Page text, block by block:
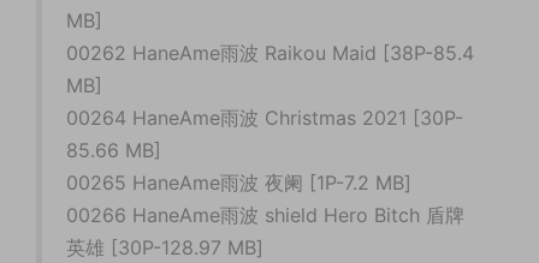
MB]
00262 HaneAme雨波 Raikou Maid [38P-85.4
MB]
00264 HaneAme雨波 Christmas 2021 [30P-
85.66 MB]
00265 HaneAme雨波 夜阑 [1P-7.2 MB]
00266 HaneAme雨波 shield Hero Bitch 盾牌
英雄 [30P-128.97 MB]